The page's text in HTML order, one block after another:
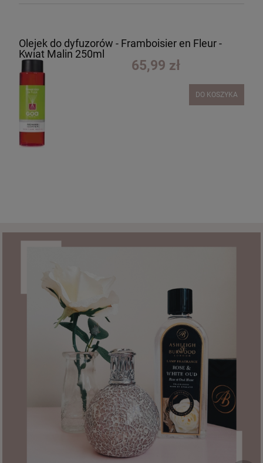
Olejek do dyfuzorów - Framboisier en Fleur -
Kwiat Malin 250ml
65,99 zł
DO KOSZYKA